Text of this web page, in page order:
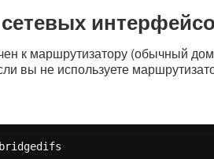
к маршрутизатору (обычный
вы не используете